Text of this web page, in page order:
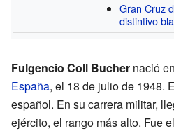
Gran Cruz
distintivo
Fulgencio Coll Bucher nació en
España, el 18 de julio de 1948.
español. En su carrera militar,
ejército, el rango más alto. Fue